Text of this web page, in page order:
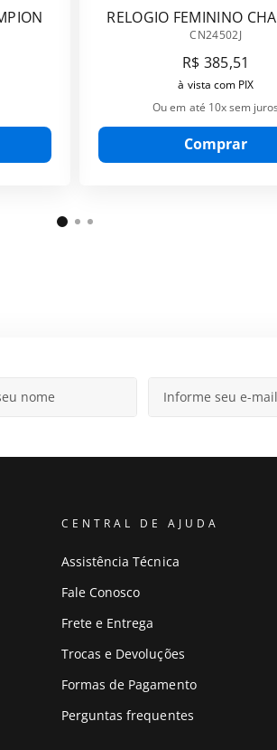
RELOGIO FEMININO
CN24502J
CN24502J
R$ 385,51
à vista com PIX
Ou em até 10x sem
Comprar
CENTRAL DE AJUDA
Assistência Técnica
Fale Conosco
Frete e Entrega
Trocas e Devoluções
Formas de Pagamento
Perguntas frequentes